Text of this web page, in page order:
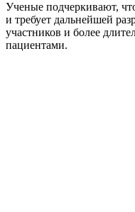
Ученые подчеркивают,
и требует дальнейшей
участников и более
пациентами.